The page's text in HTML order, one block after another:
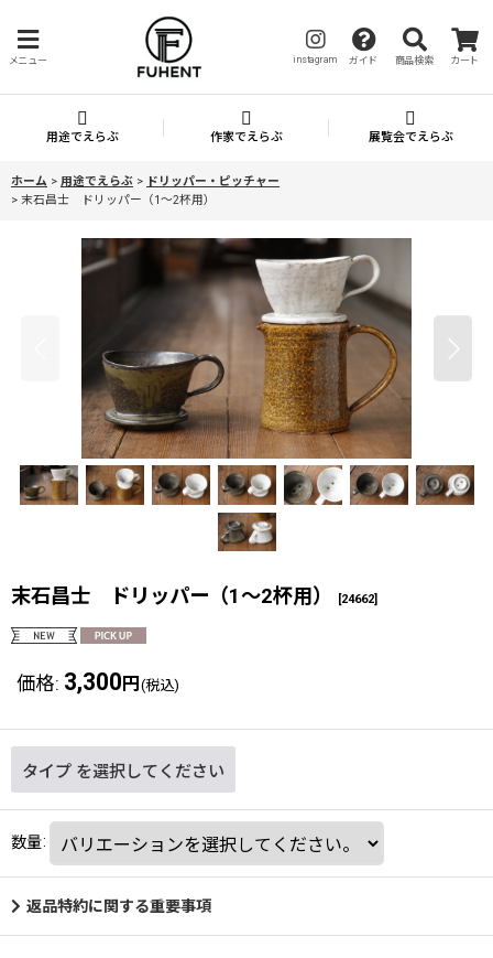
メニュー instagram ガイド 商品検索 カート
用途でえらぶ 作家でえらぶ 展覧会でえらぶ
ホーム > 用途でえらぶ > ドリッパー・ピッチャー
> 末石昌士 ドリッパー（1〜2杯用）
末石昌士 ドリッパー（1〜2杯用） [24662]
価格: 3,300 円 (税込)
タイプ を選択してください
数量:
返品特約に関する重要事項